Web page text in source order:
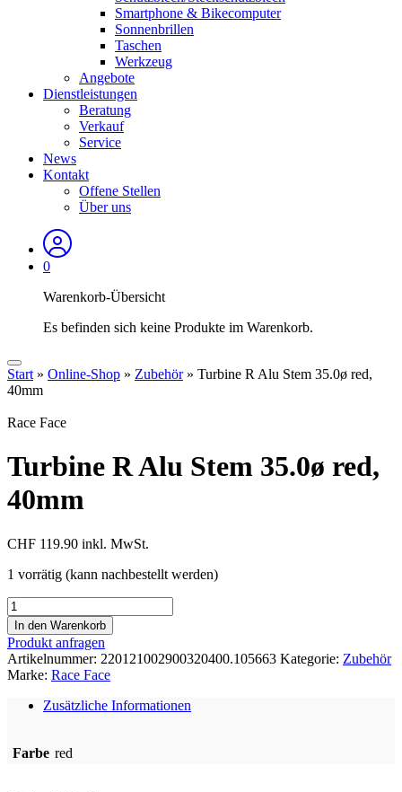
Smartphone & Bikecomputer
Sonnenbrillen
Taschen
Werkzeug
Angebote
Dienstleistungen
Beratung
Verkauf
Service
News
Kontakt
Offene Stellen
Über uns
0
Warenkorb-Übersicht
Es befinden sich keine Produkte im Warenkorb.
Start » Online-Shop » Zubehör » Turbine R Alu Stem 35.0ø red,
40mm
Race Face
Turbine R Alu Stem 35.0ø red,
40mm
CHF 119.90 inkl. MwSt.
1 vorrätig (kann nachbestellt werden)
Turbine
R
Alu
Stem
35.0ø
red,
40mm
Menge
In den Warenkorb
Produkt anfragen
Artikelnummer: 220121002900320400.105663 Kategorie: Zubehör
Marke: Race Face
Zusätzliche Informationen
Farbe red